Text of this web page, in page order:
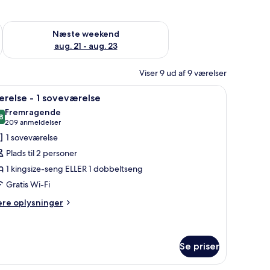
14 - aug. 16
Næste weekend
aug. 21 - aug. 23
Tjek tilgængelighed for næste weekend aug. 21 - aug. 23
Viser 9 ud af 9 værelser
et skrivebord og et vindue med udsigt over byen.
Et hotelværelse med en stor seng, et
4 - 1 soveværelse
ud af 10
Fremragende
209 anmeldelser
(209
anmeldelser)
1 soveværelse
Plads til 2 personer
1 kingsize-seng ELLER 1 dobbeltseng
Gratis Wi-Fi
oplysninger
Se priser